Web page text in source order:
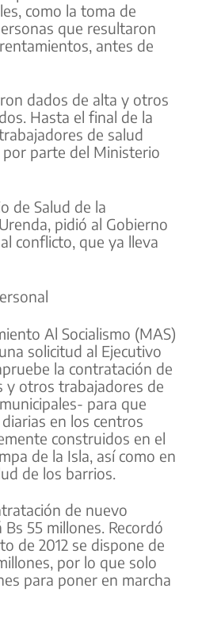
como la toma de
que resultaron
antes de
dados de alta y otros
Hasta el final de la
de salud
parte del Ministerio
de Salud de la
pidió al Gobierno
conflicto, que ya lleva
Al Socialismo (MAS)
solicitud al Ejecutivo
la contratación de
y otros trabajadores de
para que
en los centros
construidos en el
de la Isla, así como en
de los barrios.
de nuevo
55 millones. Recordó
de 2012 se dispone de
por lo que solo
para poner en marcha